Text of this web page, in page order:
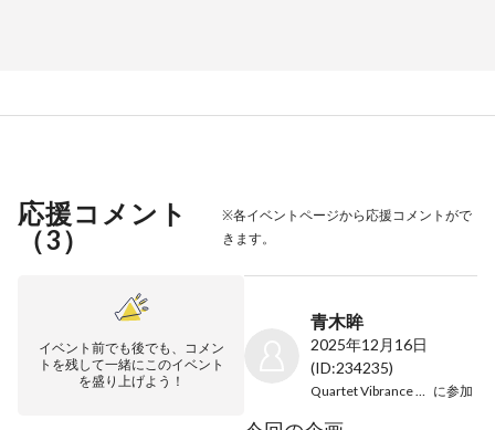
応援コメント
（3）
※各イベントページから応援コメントがで
きます。
イベント前でも後でも、コメン
トを残して一緒にこのイベント
を盛り上げよう！
青木眸
2025年12月16日
(ID:234235)
に参加